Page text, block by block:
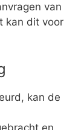
van
kan dit voor
kan de
en